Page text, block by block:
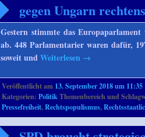
gegen Ungarn
Gestern stimmte das
ab. 448 Parlamentarier waren dafür,
soweit undWeiterlesen →
Veröffentlicht am 13. September 2018 um
Kategorien:PolitikThemenbereich und
Pressefreiheit,Rechtspopulismus,